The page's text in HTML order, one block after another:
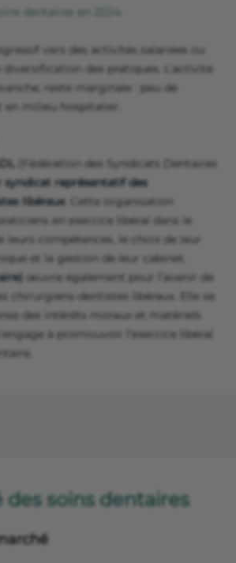
dentaires en 2024.
vers des activités salariées ou
des pratiques. L’activité
reste marginale : peu de
en milieu hospitalier.
(Fédération des Syndicats Dentaires
syndicat représentatif des
libéraux. Cette organisation
en exercice libéral dans le
leurs compétences, le choix de leur
et la gestion de leur cabinet.
œuvre également pour l’avenir de
chirurgiens-dentistes libéraux. Elle se
des intérêts moraux et matériels
à promouvoir l’exercice libéral
des soins dentaires